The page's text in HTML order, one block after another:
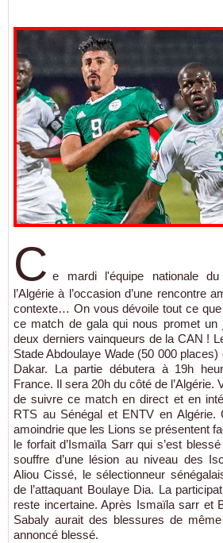
C e mardi l'équipe nationale
l’Algérie à l’occasion d’une rencontre
contexte… On vous dévoile tout ce
ce match de gala qui nous promet un
deux derniers vainqueurs de la CAN !
Stade Abdoulaye Wade (50 000
Dakar. La partie débutera à 19h
France. Il sera 20h du côté de l’Algérie.
de suivre ce match en direct et en
RTS au Sénégal et ENTV en Algérie.
amoindrie que les Lions se présentent
le forfait d’Ismaïla Sarr qui s’est
souffre d’une lésion au niveau des
Aliou Cissé, le sélectionneur
de l’attaquant Boulaye Dia. La
reste incertaine. Après Ismaïla sarr et
Sabaly aurait des blessures de
annoncé blessé.